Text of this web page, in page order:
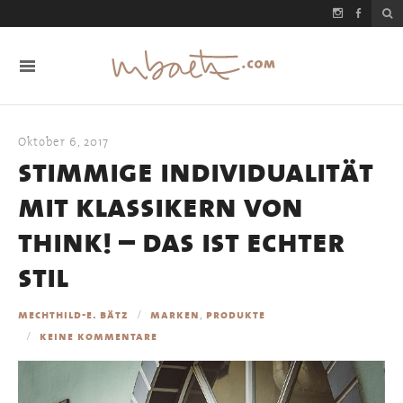
Oktober 6, 2017
stimmige individualität
mit klassikern von
think! – das ist echter
stil
mechthild-e. bätz marken, produkte
keine kommentare